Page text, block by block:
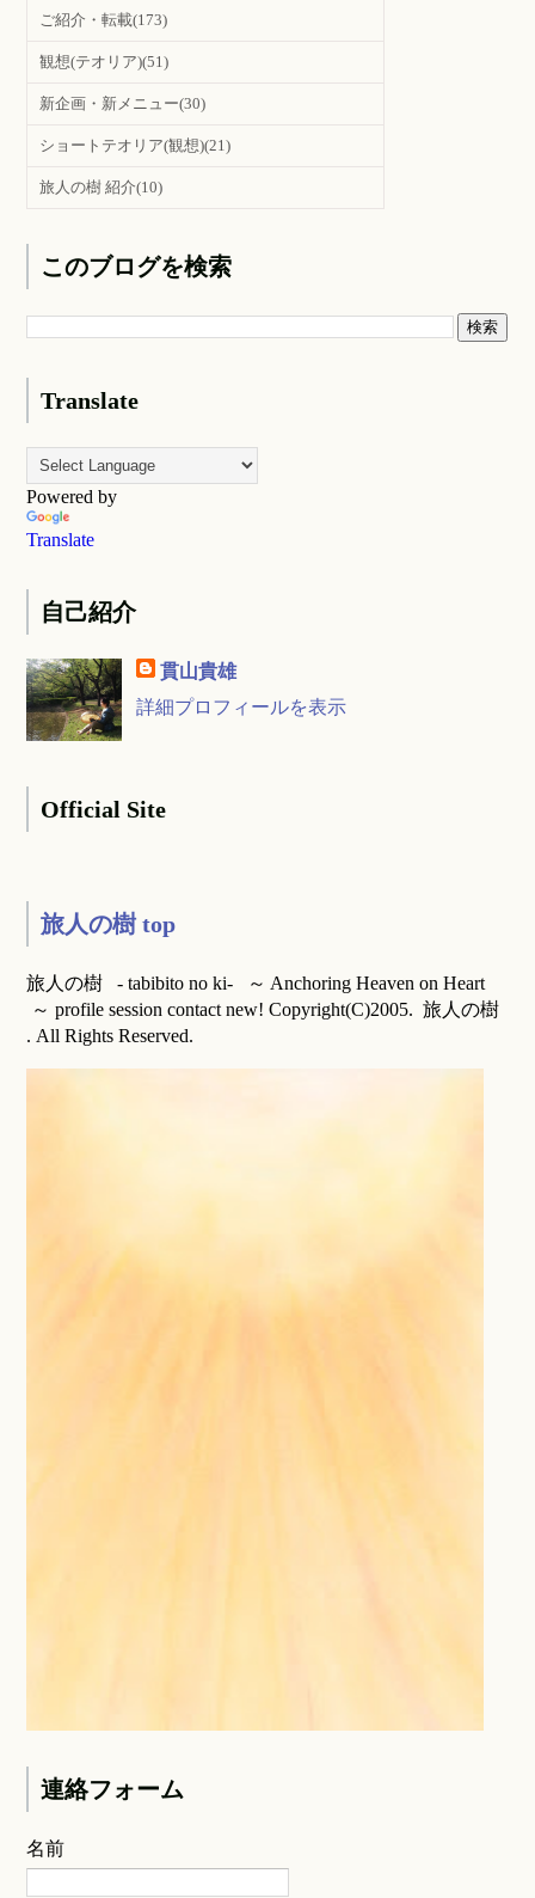
ご紹介・転載(173)
観想(テオリア)(51)
新企画・新メニュー(30)
ショートテオリア(観想)(21)
旅人の樹 紹介(10)
このブログを検索
Translate
Powered by
Translate
自己紹介
貫山貴雄
詳細プロフィールを表示
Official Site
旅人の樹 top
旅人の樹 - tabibito no ki- ～ Anchoring Heaven on Heart
～ profile session contact new! Copyright(C)2005. 旅人の樹
. All Rights Reserved.
連絡フォーム
名前